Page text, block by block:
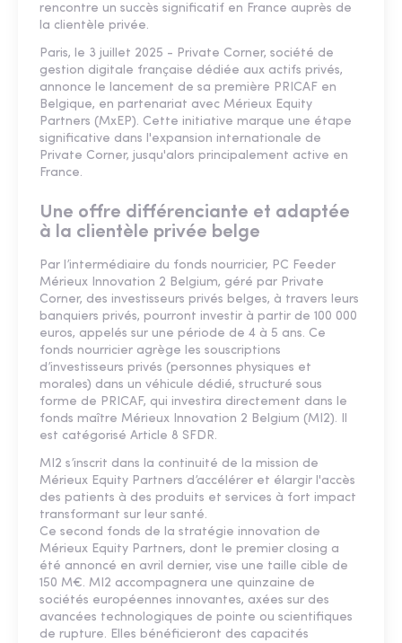
rencontre un succès significatif en France auprès de
la clientèle privée.
Paris, le 3 juillet 2025 - Private Corner, société de
gestion digitale française dédiée aux actifs privés,
annonce le lancement de sa première PRICAF en
Belgique, en partenariat avec Mérieux Equity
Partners (MxEP). Cette initiative marque une étape
significative dans l'expansion internationale de
Private Corner, jusqu'alors principalement active en
France.
Une offre différenciante et adaptée
à la clientèle privée belge
Par l’intermédiaire du fonds nourricier, PC Feeder
Mérieux Innovation 2 Belgium, géré par Private
Corner, des investisseurs privés belges, à travers leurs
banquiers privés, pourront investir à partir de 100 000
euros, appelés sur une période de 4 à 5 ans. Ce
fonds nourricier agrège les souscriptions
d’investisseurs privés (personnes physiques et
morales) dans un véhicule dédié, structuré sous
forme de PRICAF, qui investira directement dans le
fonds maître Mérieux Innovation 2 Belgium (MI2). Il
est catégorisé Article 8 SFDR.
MI2 s’inscrit dans la continuité de la mission de
Mérieux Equity Partners d’accélérer et élargir l'accès
des patients à des produits et services à fort impact
transformant sur leur santé.
Ce second fonds de la stratégie innovation de
Mérieux Equity Partners, dont le premier closing a
été annoncé en avril dernier, vise une taille cible de
150 M€. MI2 accompagnera une quinzaine de
sociétés européennes innovantes, axées sur des
avancées technologiques de pointe ou scientifiques
de rupture. Elles bénéficieront des capacités